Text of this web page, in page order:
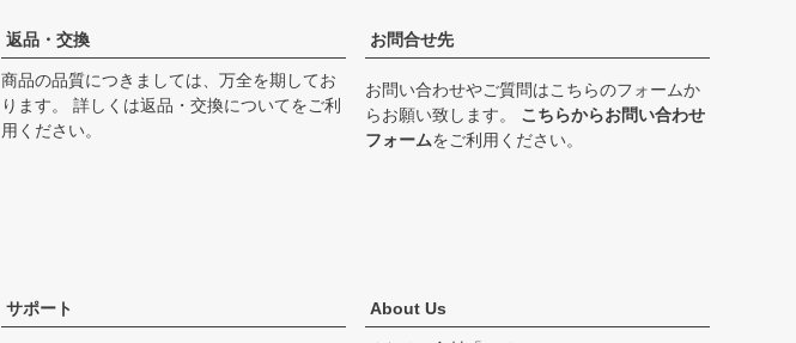
ップ
へ
返品・交換
商品の品質につきましては、万全を期してお
ります。 詳しくは返品・交換についてをご利
用ください。
お問合せ先
お問い合わせやご質問はこちらのフォームか
らお願い致します。 こちらからお問い合わせ
フォームをご利用ください。
サポート About Us